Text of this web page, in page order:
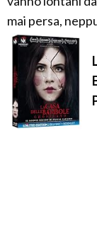
mai persa,